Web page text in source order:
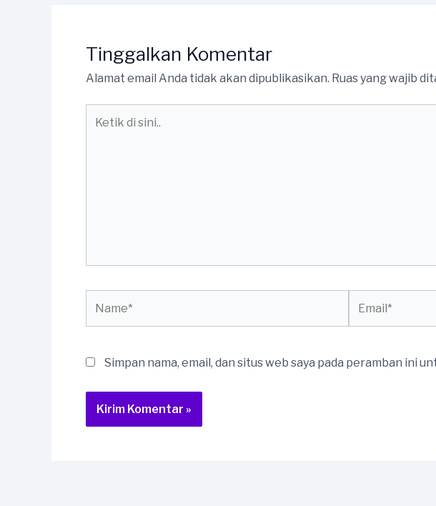
Tinggalkan Komentar
Alamat email Anda tidak akan dipublikasikan. Ruas yang wajib
Simpan nama, email, dan situs web saya pada peramban ini